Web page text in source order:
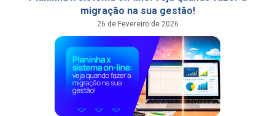
migração na sua gestão!
26 de Fevereiro de 2026